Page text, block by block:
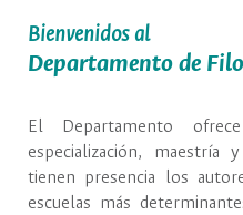
Bienvenidos al
Departamento de
El Departamento
especialización, maestría
tienen presencia los
escuelas más